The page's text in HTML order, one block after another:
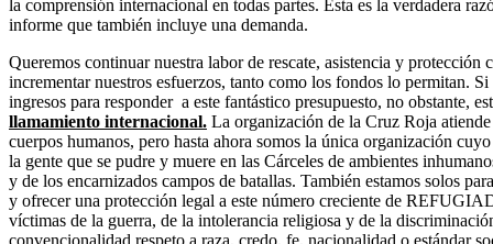
la comprensión internacional en todas partes. Esta es la verdadera
informe que también incluye una demanda.
Queremos continuar nuestra labor de rescate, asistencia y protección
incrementar nuestros esfuerzos, tanto como los fondos lo permitan.
ingresos para responder a este fantástico presupuesto, no obstante,
llamamiento internacional. La organización de la Cruz Roja
cuerpos humanos, pero hasta ahora somos la única organización
la gente que se pudre y muere en las Cárceles de ambientes
y de los encarnizados campos de batallas. También estamos solos
y ofrecer una protección legal a este número creciente de
víctimas de la guerra, de la intolerancia religiosa y de la
convencionalidad respeto a raza, credo, fe, nacionalidad o estándar